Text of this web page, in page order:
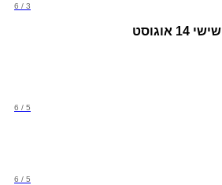
3 / 6
שישי 14 אוגוסט
5 / 6
5 / 6